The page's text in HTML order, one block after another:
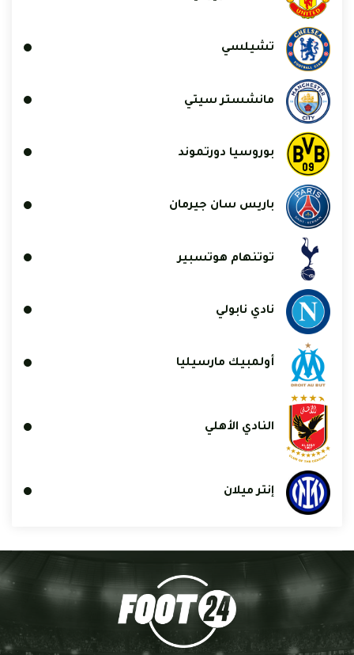
تشيلسي
مانشستر سيتي
بوروسيا دورتموند
باريس سان جيرمان
توتنهام هوتسبير
نادي نابولي
أولمبيك مارسيليا
النادي الأهلي
إنتر ميلان